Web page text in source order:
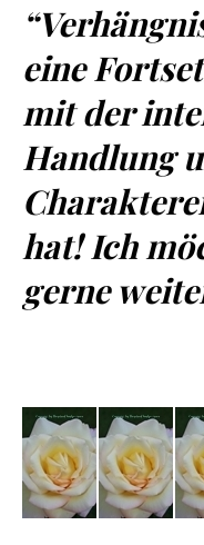
eine
mit der
Handlung
hat! Ich
gerne